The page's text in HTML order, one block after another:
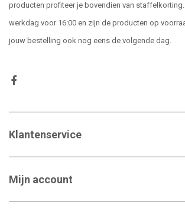
producten profiteer je bovendien van
werkdag voor 16:00 en zijn de producten op
jouw bestelling ook nog eens de volgende dag.
Klantenservice
Mijn account